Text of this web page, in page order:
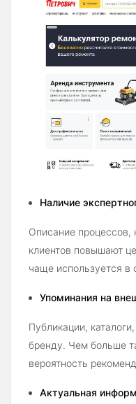
Наличие
Описание процессов,
клиентов повышают
чаще используется в
Упоминания на
Публикации,
бренду. Чем больше
вероятность
Актуальная